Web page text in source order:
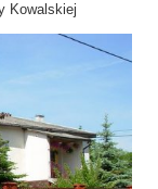
Kowalskiej